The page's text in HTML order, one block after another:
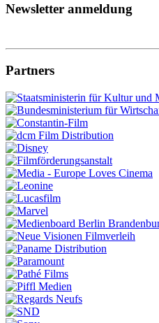
Newsletter anmeldung
Partners